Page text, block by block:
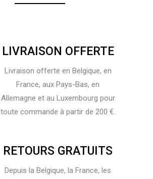
LIVRAISON OFFERTE
Livraison offerte en Belgique, en
France, aux Pays-Bas, en
Allemagne et au Luxembourg pour
toute commande à partir de 200 €.
RETOURS GRATUITS
Depuis la Belgique, la France, les